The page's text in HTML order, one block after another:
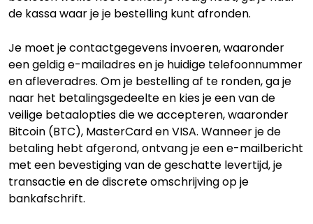
de kassa waar je je bestelling kunt afronden.
Je moet je contactgegevens invoeren, waaronder
een geldig e-mailadres en je huidige telefoonnummer
en afleveradres. Om je bestelling af te ronden, ga je
naar het betalingsgedeelte en kies je een van de
veilige betaalopties die we accepteren, waaronder
Bitcoin (BTC), MasterCard en VISA. Wanneer je de
betaling hebt afgerond, ontvang je een e-mailbericht
met een bevestiging van de geschatte levertijd, je
transactie en de discrete omschrijving op je
bankafschrift.